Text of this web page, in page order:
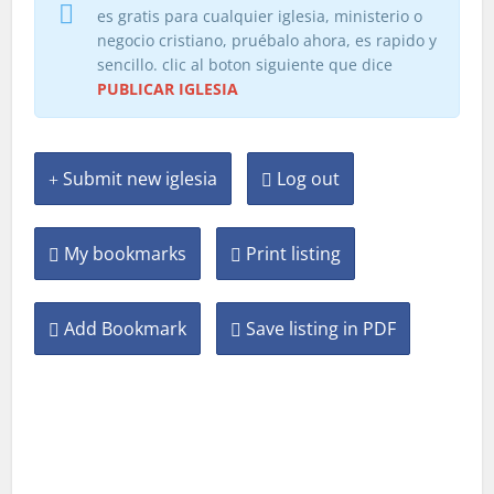
es gratis para cualquier iglesia, ministerio o
negocio cristiano, pruébalo ahora, es rapido y
sencillo. clic al boton siguiente que dice
PUBLICAR IGLESIA
Submit new iglesia Log out
My bookmarks Print listing
Add Bookmark Save listing in PDF